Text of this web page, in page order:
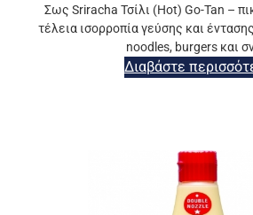
Σως Sriracha Τσίλι (Hot) Go-Tan –
τέλεια ισορροπία γεύσης και
noodles, burgers και
Διαβάστε